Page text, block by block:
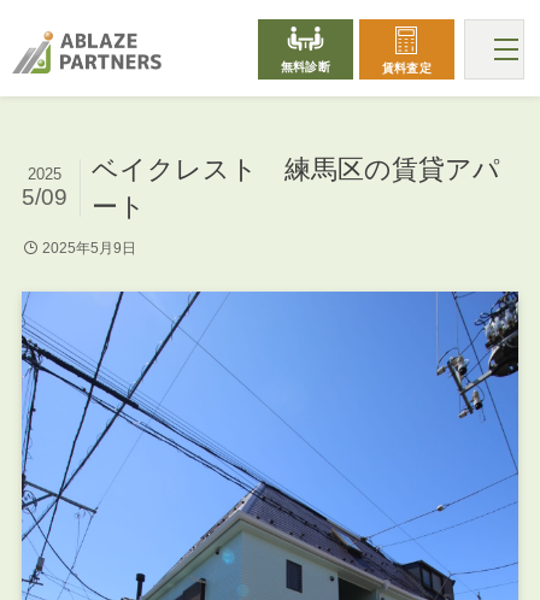
無料診断 賃料査定
ベイクレスト 練馬区の賃貸アパ
ート
2025
5/09
2025年5月9日